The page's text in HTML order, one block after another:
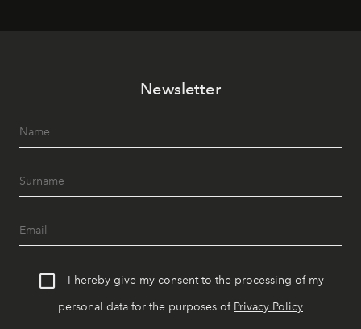
Newsletter
I hereby give my consent to the processing of my
personal data for the purposes of Privacy Policy